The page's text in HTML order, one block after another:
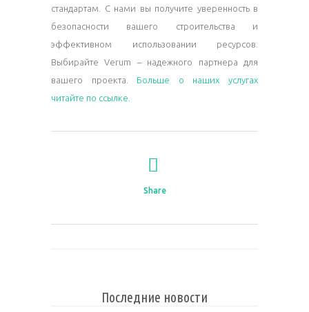
стандартам. С нами вы получите уверенность в
безопасности вашего строительства и
эффективном использовании ресурсов.
Выбирайте Verum – надежного партнера для
вашего проекта. Больше о наших услугах
читайте по ссылке.
Share
Последние новости